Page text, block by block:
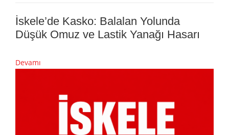
İskele’de Kasko: Balalan Yolunda
Düşük Omuz ve Lastik Yanağı Hasarı
Devamı